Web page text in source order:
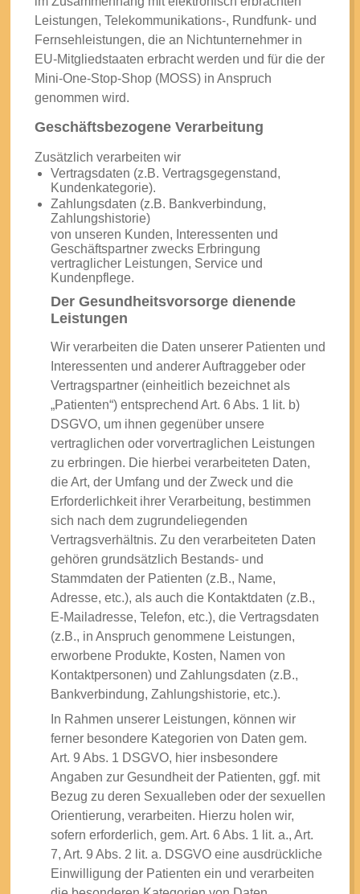
Leistungen, Telekommunikations-, Rundfunk- und
Fernsehleistungen, die an Nichtunternehmer in
EU-Mitgliedstaaten erbracht werden und für die der
Mini-One-Stop-Shop (MOSS) in Anspruch
genommen wird.
Geschäftsbezogene Verarbeitung
Zusätzlich verarbeiten wir
Vertragsdaten (z.B. Vertragsgegenstand,
Kundenkategorie).
Zahlungsdaten (z.B. Bankverbindung,
Zahlungshistorie)
von unseren Kunden, Interessenten und
Geschäftspartner zwecks Erbringung
vertraglicher Leistungen, Service und
Kundenpflege.
Der Gesundheitsvorsorge dienende
Leistungen
Wir verarbeiten die Daten unserer Patienten und
Interessenten und anderer Auftraggeber oder
Vertragspartner (einheitlich bezeichnet als
„Patienten“) entsprechend Art. 6 Abs. 1 lit. b)
DSGVO, um ihnen gegenüber unsere
vertraglichen oder vorvertraglichen Leistungen
zu erbringen. Die hierbei verarbeiteten Daten,
die Art, der Umfang und der Zweck und die
Erforderlichkeit ihrer Verarbeitung, bestimmen
sich nach dem zugrundeliegenden
Vertragsverhältnis. Zu den verarbeiteten Daten
gehören grundsätzlich Bestands- und
Stammdaten der Patienten (z.B., Name,
Adresse, etc.), als auch die Kontaktdaten (z.B.,
E-Mailadresse, Telefon, etc.), die Vertragsdaten
(z.B., in Anspruch genommene Leistungen,
erworbene Produkte, Kosten, Namen von
Kontaktpersonen) und Zahlungsdaten (z.B.,
Bankverbindung, Zahlungshistorie, etc.).
In Rahmen unserer Leistungen, können wir
ferner besondere Kategorien von Daten gem.
Art. 9 Abs. 1 DSGVO, hier insbesondere
Angaben zur Gesundheit der Patienten, ggf. mit
Bezug zu deren Sexualleben oder der sexuellen
Orientierung, verarbeiten. Hierzu holen wir,
sofern erforderlich, gem. Art. 6 Abs. 1 lit. a., Art.
7, Art. 9 Abs. 2 lit. a. DSGVO eine ausdrückliche
Einwilligung der Patienten ein und verarbeiten